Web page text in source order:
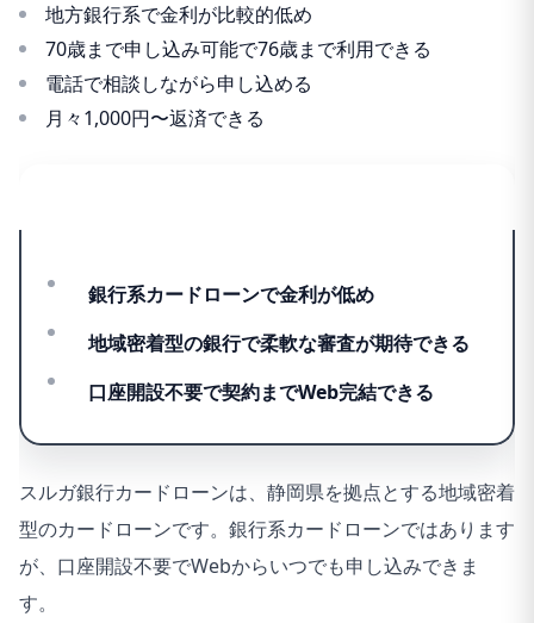
地方銀行系で金利が比較的低め
70歳まで申し込み可能で76歳まで利用できる
電話で相談しながら申し込める
月々1,000円〜返済できる
銀行系カードローンで金利が低め
地域密着型の銀行で柔軟な審査が期待できる
口座開設不要で契約までWeb完結できる
スルガ銀行カードローンは、静岡県を拠点とする地域密着
型のカードローンです。銀行系カードローンではあります
が、口座開設不要でWebからいつでも申し込みできま
す。